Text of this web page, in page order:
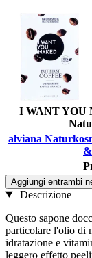
I WANT YOU
alviana
Aggiungi entrambi
Descrizione
Questo sapone
particolare l'olio di
idratazione e
leggero effetto